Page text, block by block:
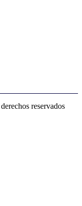
reservados